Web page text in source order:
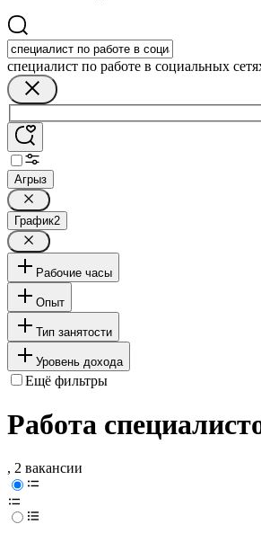
специалист по работе в социальных
Агрыз
График2
Рабочие часы
Опыт
Тип занятости
Уровень дохода
Ещё фильтры
Работа
, 2 вакансии